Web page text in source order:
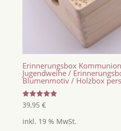
Erinnerungsbox
Jugendweihe /
Blumenmotiv / Holzbox
Bewertet
mit
von 5
39,95 €
inkl. 19 % MwSt.